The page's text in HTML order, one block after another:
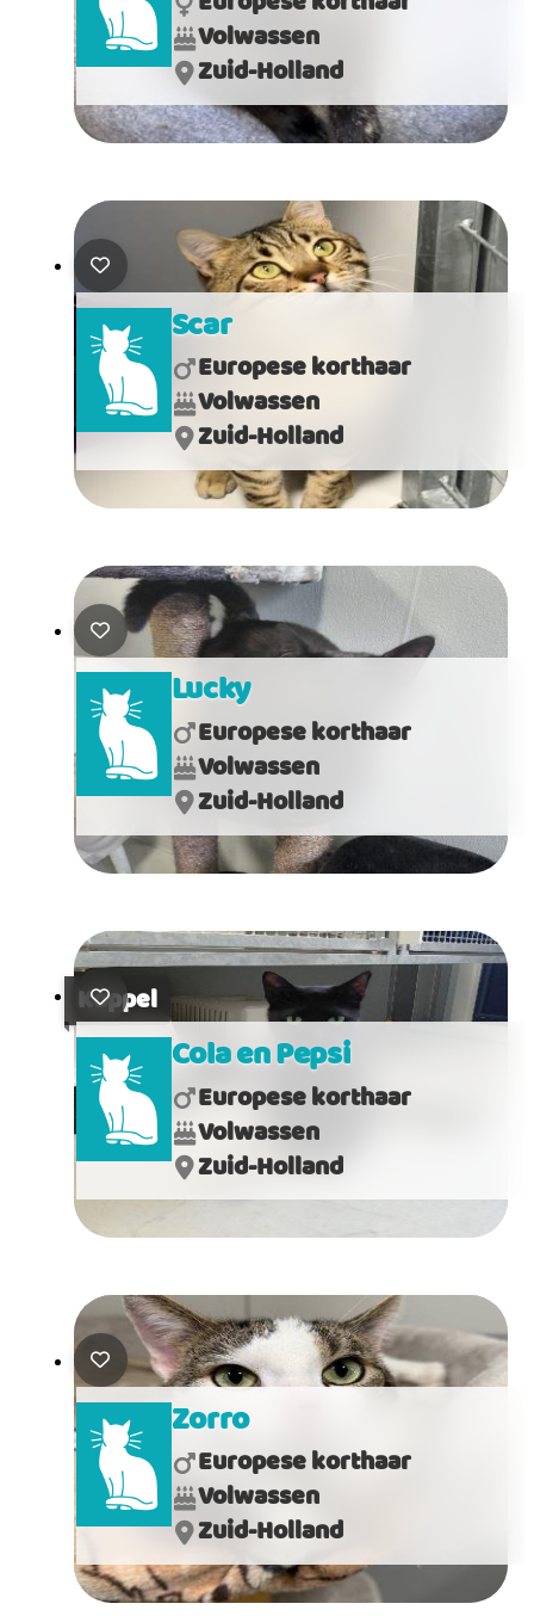
Volwassen
Zuid-Holland
Scar
Europese korthaar
Volwassen
Zuid-Holland
Lucky
Europese korthaar
Volwassen
Zuid-Holland
Koppel
Cola en Pepsi
Europese korthaar
Volwassen
Zuid-Holland
Zorro
Europese korthaar
Volwassen
Zuid-Holland